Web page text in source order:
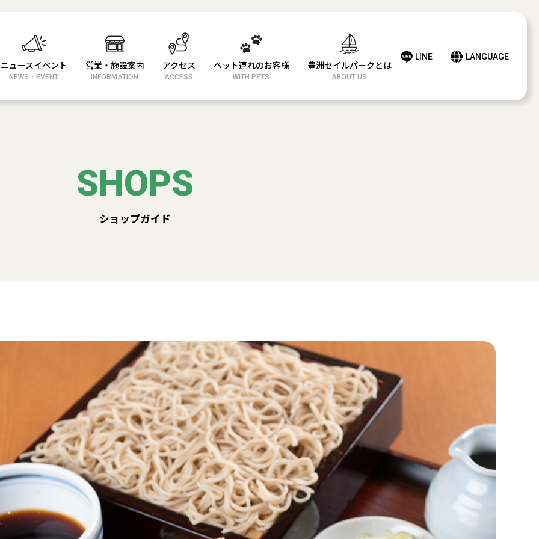
ニュースイベント
NEWS・EVENT
営業・施設案内
INFORMATION
アクセス
ACCESS
ペット連れのお客様
WITH PETS
豊洲セイルパークとは
ABOUT US
LINE LANGUAGE
SHOPS
ショップガイド